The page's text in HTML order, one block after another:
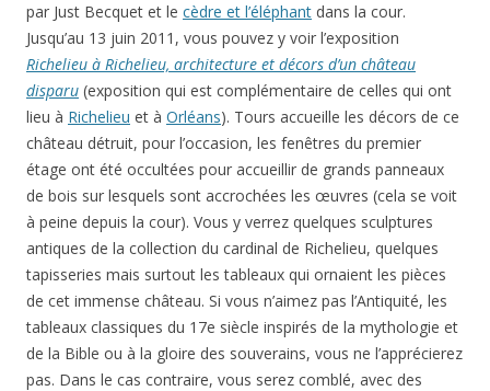
par Just Becquet et le cèdre et l’éléphant dans la cour.
Jusqu’au 13 juin 2011, vous pouvez y voir l’exposition
Richelieu à Richelieu, architecture et décors d’un château
disparu (exposition qui est complémentaire de celles qui ont
lieu à Richelieu et à Orléans). Tours accueille les décors de ce
château détruit, pour l’occasion, les fenêtres du premier
étage ont été occultées pour accueillir de grands panneaux
de bois sur lesquels sont accrochées les œuvres (cela se voit
à peine depuis la cour). Vous y verrez quelques sculptures
antiques de la collection du cardinal de Richelieu, quelques
tapisseries mais surtout les tableaux qui ornaient les pièces
de cet immense château. Si vous n’aimez pas l’Antiquité, les
tableaux classiques du 17e siècle inspirés de la mythologie et
de la Bible ou à la gloire des souverains, vous ne l’apprécierez
pas. Dans le cas contraire, vous serez comblé, avec des